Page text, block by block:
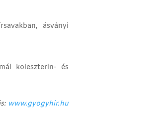
ásványi
koleszterin- és
www.gyogyhir.hu